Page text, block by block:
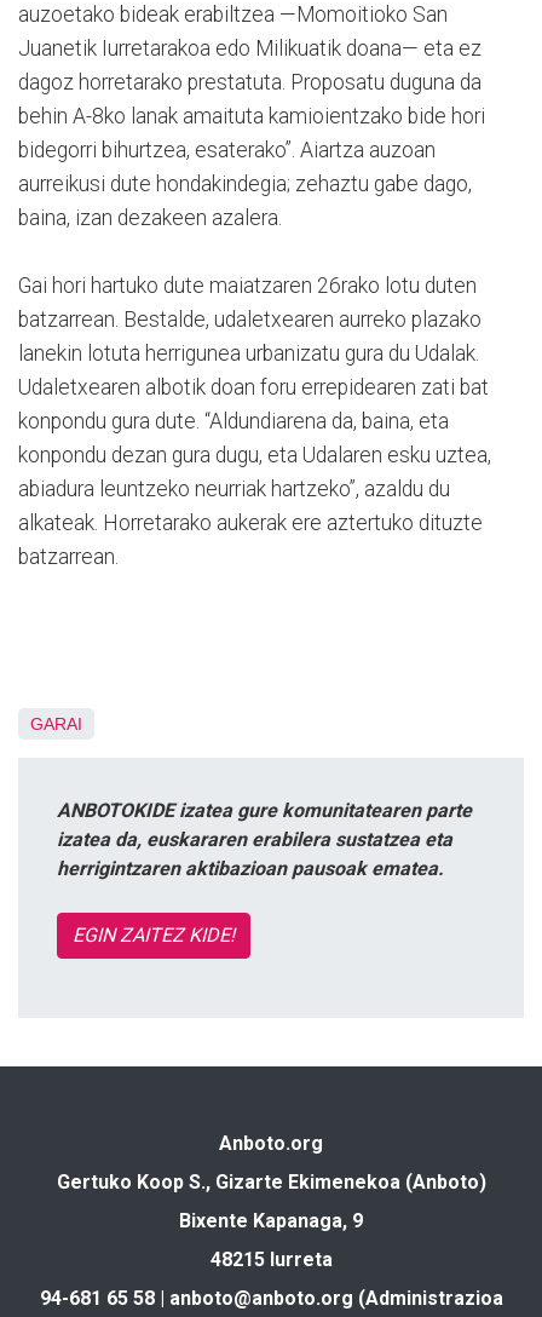
auzoetako bideak erabiltzea —Momoitioko San
Juanetik Iurretarakoa edo Milikuatik doana— eta ez
dagoz horretarako prestatuta. Proposatu duguna da
behin A-8ko lanak amaituta kamioientzako bide hori
bidegorri bihurtzea, esaterako”. Aiartza auzoan
aurreikusi dute hondakindegia; zehaztu gabe dago,
baina, izan dezakeen azalera.
Gai hori hartuko dute maiatzaren 26rako lotu duten
batzarrean. Bestalde, udaletxearen aurreko plazako
lanekin lotuta herrigunea urbanizatu gura du Udalak.
Udaletxearen albotik doan foru errepidearen zati bat
konpondu gura dute. “Aldundiarena da, baina, eta
konpondu dezan gura dugu, eta Udalaren esku uztea,
abiadura leuntzeko neurriak hartzeko”, azaldu du
alkateak. Horretarako aukerak ere aztertuko dituzte
batzarrean.
GARAI
ANBOTOKIDE izatea gure komunitatearen parte
izatea da, euskararen erabilera sustatzea eta
herrigintzaren aktibazioan pausoak ematea.
EGIN ZAITEZ KIDE!
Anboto.org
Gertuko Koop S., Gizarte Ekimenekoa (Anboto)
Bixente Kapanaga, 9
48215 Iurreta
94-681 65 58 | anboto@anboto.org (Administrazioa